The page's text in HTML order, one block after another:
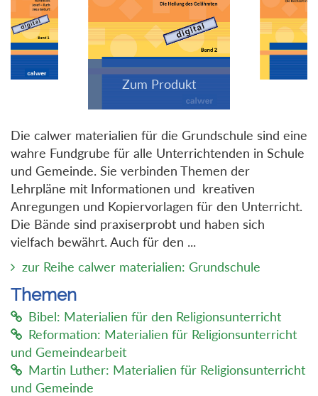
Die calwer materialien für die Grundschule sind eine
wahre Fundgrube für alle Unterrichtenden in Schule
und Gemeinde. Sie verbinden Themen der
Lehrpläne mit Informationen und kreativen
Anregungen und Kopiervorlagen für den Unterricht.
Die Bände sind praxiserprobt und haben sich
vielfach bewährt. Auch für den ...
zur Reihe calwer materialien: Grundschule
Themen
Bibel: Materialien für den Religionsunterricht
Reformation: Materialien für Religionsunterricht
und Gemeindearbeit
Martin Luther: Materialien für Religionsunterricht
und Gemeinde